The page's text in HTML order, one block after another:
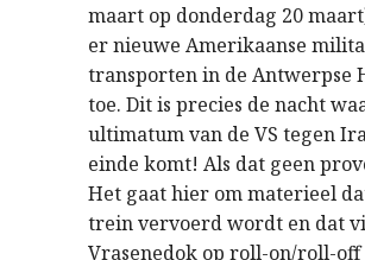
maart op donderdag 20
er nieuwe Amerikaanse
transporten in de Antwerpse
toe. Dit is precies de nacht
ultimatum van de VS tegen
einde komt! Als dat geen
Het gaat hier om materieel
trein vervoerd wordt en dat
Vrasenedok op roll-on/roll-off